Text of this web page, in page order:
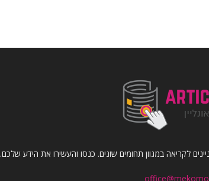
לקריאה במגוון תחומים שונים. כנסו והעשירו את הידע שלכם.